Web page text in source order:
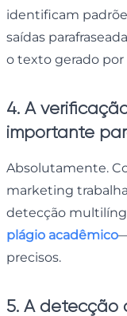
identificam
saídas
o texto gerado por
4. A
importante
Absolutamente.
marketing
detecção
plágio acadêmico
precisos.
5. A detecção